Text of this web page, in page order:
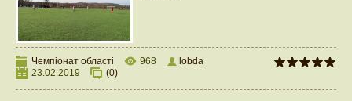
Чемпіонат області 968
lobda
23.02.2019
(0)